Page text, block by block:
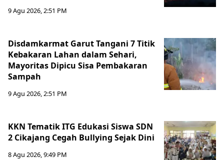
9 Agu 2026, 2:51 PM
Disdamkarmat Garut Tangani 7 Titik
Kebakaran Lahan dalam Sehari,
Mayoritas Dipicu Sisa Pembakaran
Sampah
9 Agu 2026, 2:51 PM
KKN Tematik ITG Edukasi Siswa SDN
2 Cikajang Cegah Bullying Sejak Dini
8 Agu 2026, 9:49 PM